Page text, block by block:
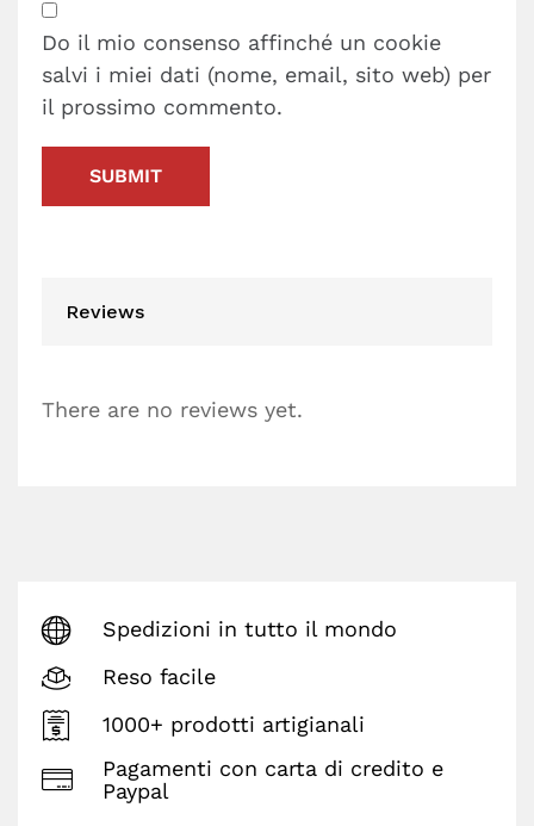
Do il mio consenso affinché un cookie
salvi i miei dati (nome, email, sito web) per
il prossimo commento.
Reviews
There are no reviews yet.
Spedizioni in tutto il mondo
Reso facile
1000+ prodotti artigianali
Pagamenti con carta di credito e
Paypal